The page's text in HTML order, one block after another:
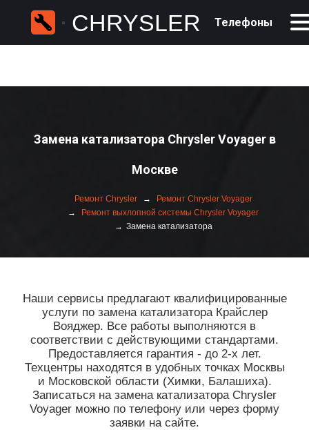
CHRYSLER Телефоны
Замена катализатора Chrysler Voyager в
Москве
Ремонт Chrysler
Ремонт Chrysler Voyager
Ремонт выхлопной системы Chrysler Voyager
Замена катализатора
Наши сервисы предлагают квалифицированные
услуги по замена катализатора Крайслер
Вояджер. Все работы выполняются в
соответствии с действующими стандартами.
Предоставляется гарантия - до 2-х лет.
Техцентры находятся в удобных точках Москвы
и Московской области (Химки, Балашиха).
Записаться на замена катализатора Chrysler
Voyager можно по телефону или через форму
заявки на сайте.